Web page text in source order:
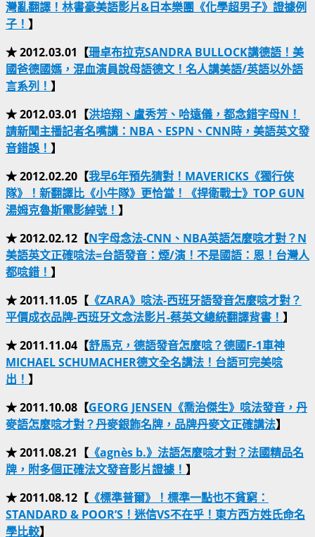
灣亂翻譯！林書豪美語影片&日本樂團《化學超男子》證據例
子！ 】
★ 2012.03.01【珊卓布拉克SANDRA BULLOCK講德語！美
國爸德國媽，混血演員說母語德文！名人講美語/英語以外語
言系列！ 】
★ 2012.03.01【洪培翔、盧秀芳、哈遠儀，都念錯字母N！
請新聞主播記者名嘴講：NBA、ESPN、CNN時，美語英文發
音錯誤！ 】
★ 2012.02.20【我早6年預先猜對！MAVERICKS《獨行俠
隊》！新翻譯比《小牛隊》更恰當！《捍衛戰士》TOP GUN
湯姆克魯斯電影綽號！ 】
★ 2012.02.12【N字母念法-CNN、NBA英語怎麼唸才對？N
美語英文正確唸法=台語發音：煙/演！不是國語：恩！台灣人
都唸錯！ 】
★ 2011.11.05【 《ZARA》唸法-西班牙語發音怎麼唸才對？
平價成衣品牌-西班牙文念法影片-蔡英文總統翻譯背書！ 】
★ 2011.11.04【舒馬克，德語發音怎麼唸？德國F-1車神
MICHAEL SCHUMACHER德文全名講法！台語可完美唸
出！ 】
★ 2011.10.08【GEORG JENSEN《喬治傑生》唸法發音，丹
麥語怎麼唸才對？丹麥銀飾名牌，品牌丹麥文正確講法】
★ 2011.08.21【 《agnès b.》法語怎麼唸才對？法國精品名
牌，附多個正確法文發音影片證據！ 】
★ 2011.08.12【 《標準普爾》！標準一點也不貧窮：
STANDARD & POOR’S！迷信VS不在乎！東方西方姓氏命名
學比較】